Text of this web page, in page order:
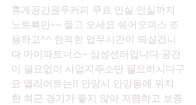
휴게공간원두커피 무료 인실 인실까지
노트북만~~ 들고 오세요 쉐어오피스 조
용하고^^ 한적한 업무시간이 되실겁니
다 마이파트너스~ 삼성센터입니다 공간
이 필요없이 사업지주소만 필요하시다구
요 엘리어트는!! 안양시 안양동에 위치
한 최근 경기가 좋지 않아 저렴하고 보증